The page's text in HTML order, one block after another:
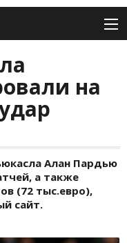
на
Алан Пардью
а также
(72 тыс.евро),
сайт.